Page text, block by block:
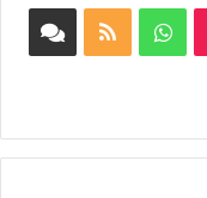
‫TikTokواتسابملخص